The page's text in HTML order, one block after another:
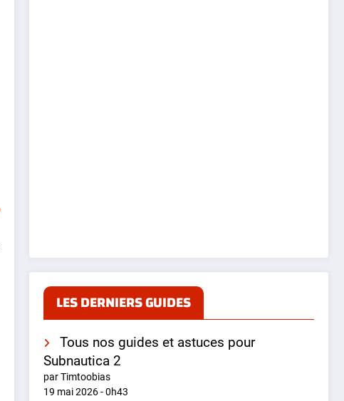
LES DERNIERS GUIDES
Tous nos guides et astuces pour
Subnautica 2
par Timtoobias
19 mai 2026 - 0h43